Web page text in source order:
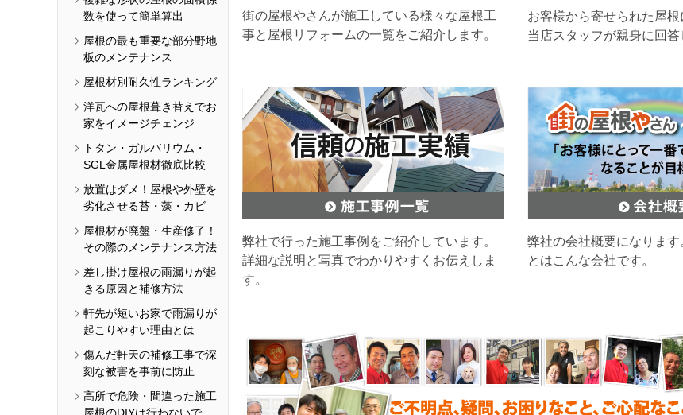
数を使って簡単算出
屋根の最も重要な部分野地
板のメンテナンス
屋根材別耐久性ランキング
洋瓦への屋根葺き替えでお
家をイメージチェンジ
トタン・ガルバリウム・
SGL金属屋根材徹底比較
放置はダメ！屋根や外壁を
劣化させる苔・藻・カビ
屋根材が廃盤・生産修了！
その際のメンテナンス方法
差し掛け屋根の雨漏りが起
きる原因と補修方法
軒先が短いお家で雨漏りが
起こりやすい理由とは
傷んだ軒天の補修工事で深
刻な被害を事前に防止
高所で危険・間違った施工
屋根のDIYは行わないで
街の屋根やさんが施工している様々な屋根工
事と屋根リフォームの一覧をご紹介します。
お客様から寄せられた屋根
当店スタッフが親身に回答
弊社で行った施工事例をご紹介しています。
詳細な説明と写真でわかりやすくお伝えしま
す。
弊社の会社概要になりま
とはこんな会社です。